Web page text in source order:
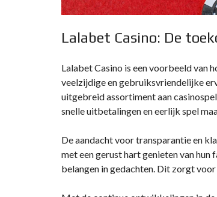
Lalabet Casino: De
Lalabet Casino is een voorbeeld van
veelzijdige en gebruiksvriendelijke
uitgebreid assortiment aan
snelle uitbetalingen en eerlijk spel
De aandacht voor transparantie en
met een gerust hart genieten van
belangen in gedachten. Dit zorgt